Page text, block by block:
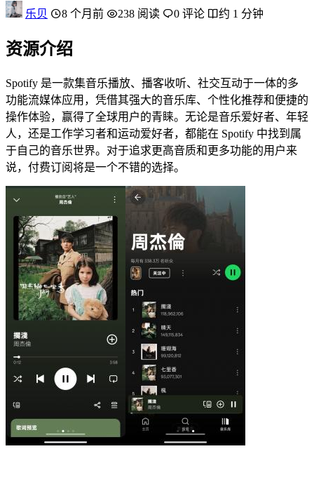
乐贝 8 个月前 238 阅读 0 评论 约 1 分钟
资源介绍
Spotify 是一款集音乐播放、播客收听、社交互动于一体的多
功能流媒体应用，凭借其强大的音乐库、个性化推荐和便捷的
操作体验，赢得了全球用户的青睐。无论是音乐爱好者、年轻
人，还是工作学习者和运动爱好者，都能在 Spotify 中找到属
于自己的音乐世界。对于追求更高音质和更多功能的用户来
说，付费订阅将是一个不错的选择。